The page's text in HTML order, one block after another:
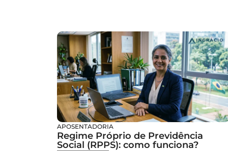
APOSENTADORIA
Regime Próprio de Previdência
Social (RPPS): como funciona?